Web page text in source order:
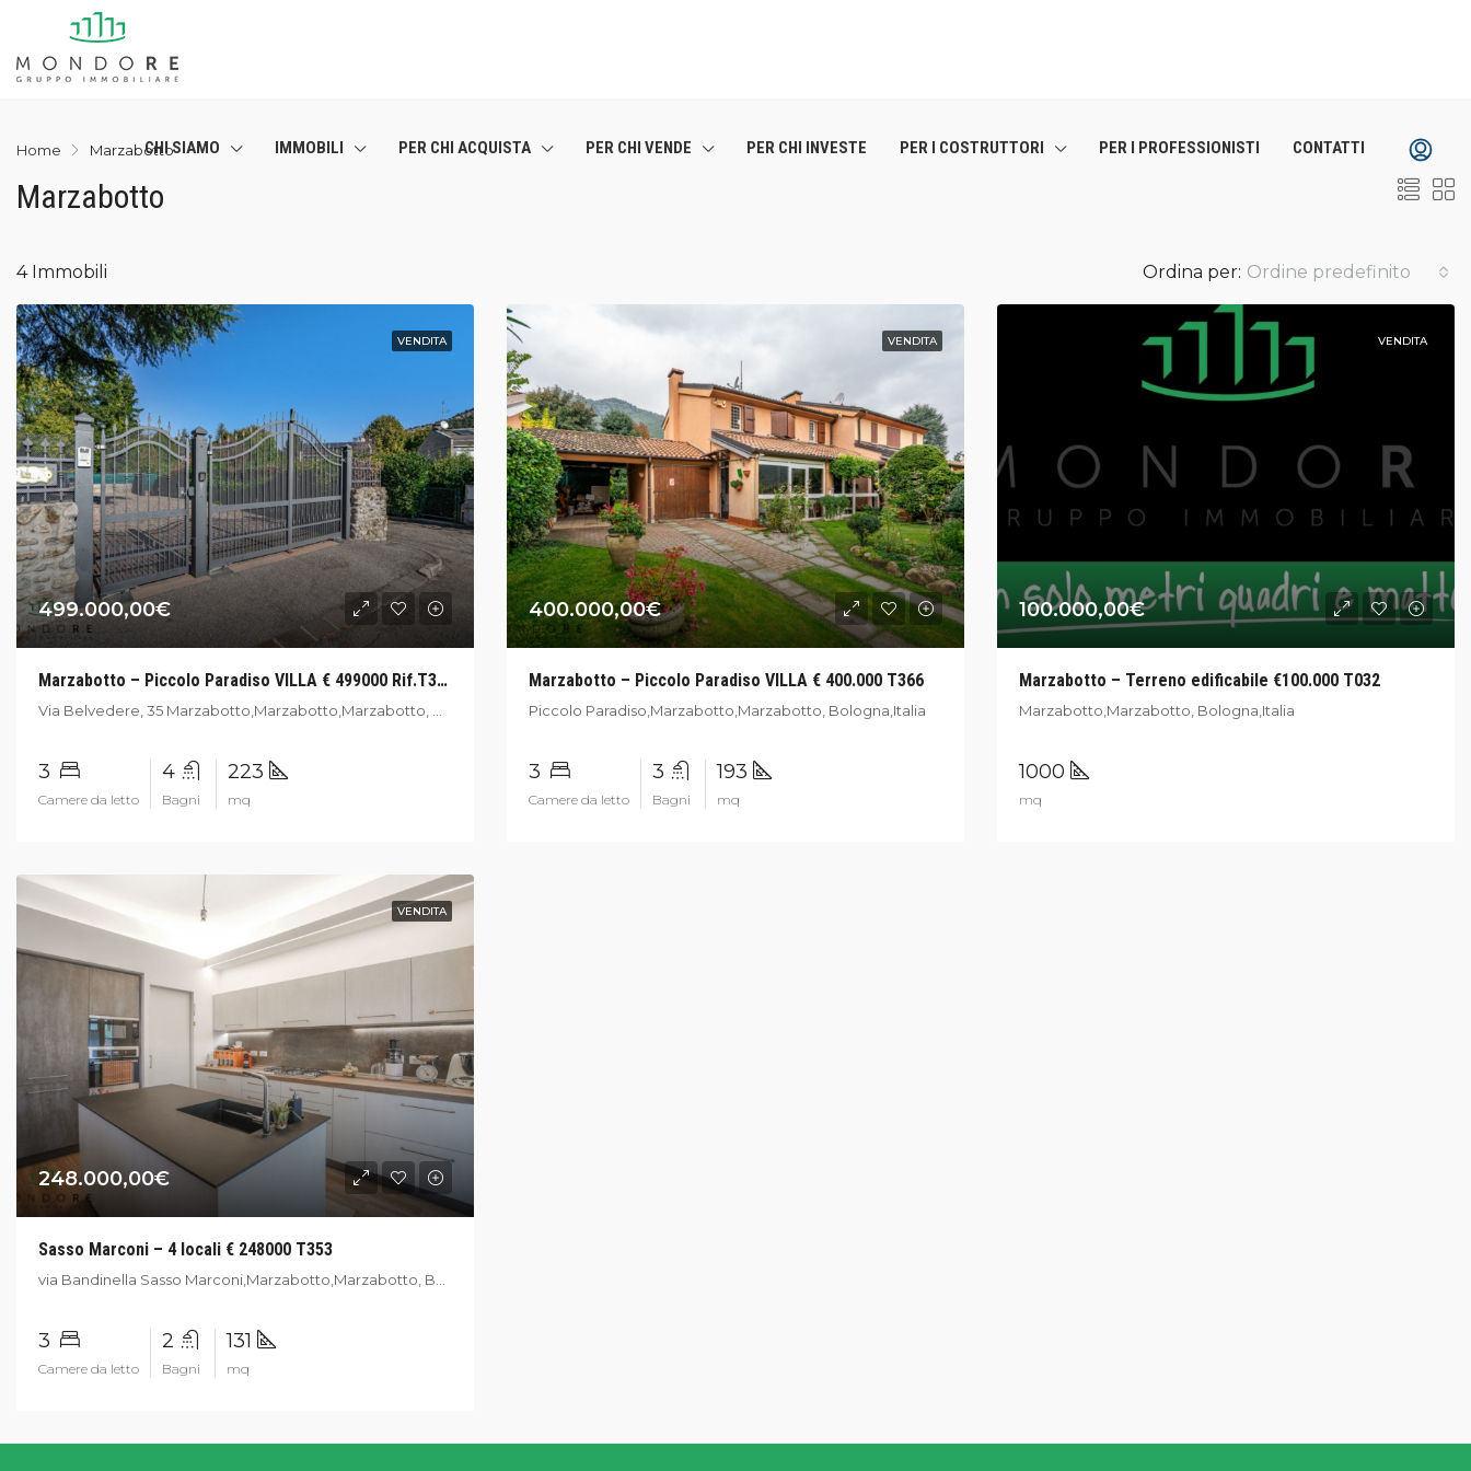
CHI SIAMO IMMOBILI PER CHI ACQUISTA PER CHI VENDE PER CHI INVESTE PER I COSTRUTTORI PER I PROFESSIONISTI CONTATTI
Home Marzabotto
Marzabotto
4 Immobili Ordina per: Ordine predefinito
VENDITA
499.000,00€
Marzabotto – Piccolo Paradiso VILLA € 499000 Rif.T362
3
Camere da letto
4
Bagni
223
mq
VENDITA
400.000,00€
Marzabotto – Piccolo Paradiso VILLA € 400.000 T366
Piccolo Paradiso,Marzabotto,Marzabotto, Bologna,Italia
3
Camere da letto
3
Bagni
193
mq
VENDITA
100.000,00€
Marzabotto – Terreno edificabile €100.000 T032
Marzabotto,Marzabotto, Bologna,Italia
1000
mq
VENDITA
248.000,00€
Sasso Marconi – 4 locali € 248000 T353
3
Camere da letto
2
Bagni
131
mq